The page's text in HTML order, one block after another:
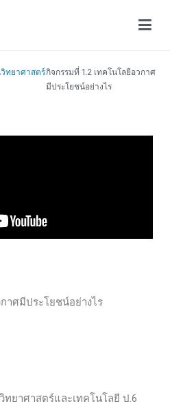
ทยาศาสตร์กิจกรรมที่ 1.2 เทคโนโลยีอวกาศ
มีประโยชน์อย่างไร
าศมีประโยชน์อย่างไร
ทยาศาสตร์และเทคโนโลยี ป.6